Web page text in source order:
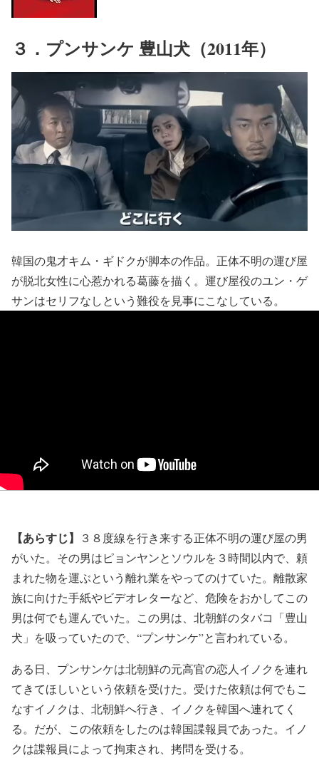
３．プンサンケ 豊山犬（2011年）
韓国の鬼才キム・ギドクが脚本の作品。正体不明の運び屋
が脱北女性に心惹かれる葛藤を描く。運び屋役のユン・ゲ
サンはセリフなしという難役を見事にこなしている。
【あらすじ】
３８度線を行き来する正体不明の運び屋の男
がいた。その男はピョンヤンとソウルを３時間以内で、頼
まれた物を運ぶという離れ業をやってのけていた。離散家
族に向けた手紙やビデオレターなど、危険をおかしてこの
男は何でも運んでいた。この男は、北朝鮮のタバコ「豊山
犬」を吸っていたので、“プンサンケ”と言われている。
ある日、プンサンケは北朝鮮の元高官の恋人イノクを連れ
てきてほしいという依頼を受けた。受けた依頼は何でもこ
なすイノクは、北朝鮮へ行き、イノクを韓国へ連れてく
る。だが、この依頼をしたのは韓国諜報員であった。イノ
クは諜報員によって拘束され、拷問を受ける。